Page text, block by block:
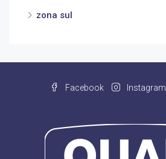
zona sul
Facebook Instagram